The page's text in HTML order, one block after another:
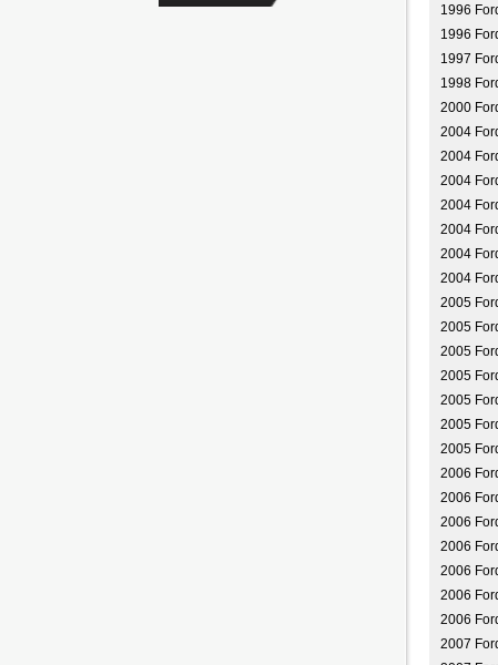
1996
1996
1997
1998
2000
2004
2004
2004
2004
2004
2004
2004
2005
2005
2005
2005
2005
2005
2005
2006
2006
2006
2006
2006
2006
2006
2007